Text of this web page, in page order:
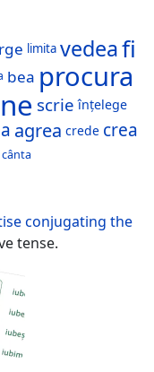
limita vedeafi
bea procura
scrie înțelege
agrea crede crea
cânta
conjugating the
tense.